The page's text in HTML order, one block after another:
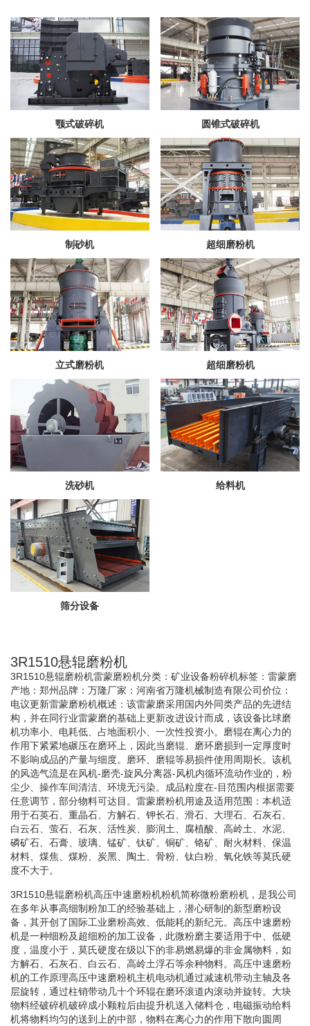
颚式破碎机 圆锥式破碎机
制砂机 超细磨粉机
立式磨粉机 超细磨粉机
洗砂机 给料机
筛分设备
3R1510悬辊磨粉机
3R1510悬辊磨粉机雷蒙磨粉机分类：矿业设备粉碎机标签：雷蒙磨
产地：郑州品牌：万隆厂家：河南省万隆机械制造有限公司价位：
电议更新雷蒙磨粉机概述：该雷蒙磨采用国内外同类产品的先进结
构，并在同行业雷蒙磨的基础上更新改进设计而成，该设备比球磨
机功率小、电耗低、占地面积小、一次性投资小。磨辊在离心力的
作用下紧紧地碾压在磨环上，因此当磨辊、磨环磨损到一定厚度时
不影响成品的产量与细度。磨环、磨辊等易损件使用周期长。该机
的风选气流是在风机-磨壳-旋风分离器-风机内循环流动作业的，粉
尘少、操作车间清洁、环境无污染。成品粒度在-目范围内根据需要
任意调节，部分物料可达目。雷蒙磨粉机用途及适用范围：本机适
用于石英石、重晶石、方解石、钾长石、滑石、大理石、石灰石、
白云石、萤石、石灰、活性炭、膨润土、腐植酸、高岭土、水泥、
磷矿石、石膏、玻璃、锰矿、钛矿、铜矿、铬矿、耐火材料、保温
材料、煤焦、煤粉、炭黑、陶土、骨粉、钛白粉、氧化铁等莫氏硬
度不大于。
3R1510悬辊磨粉机高压中速磨粉机粉机简称微粉磨粉机，是我公司
在多年从事高细制粉加工的经验基础上，潜心研制的新型磨粉设
备，其开创了国际工业磨粉高效、低能耗的新纪元。高压中速磨粉
机是一种细粉及超细粉的加工设备，此微粉磨主要适用于中、低硬
度，温度小于，莫氏硬度在级以下的非易燃易爆的非金属物料，如
方解石、石灰石、白云石、高岭土浮石等余种物料。高压中速磨粉
机的工作原理高压中速磨粉机主机电动机通过减速机带动主轴及各
层旋转，通过柱销带动几十个环辊在磨环滚道内滚动并旋转。大块
物料经破碎机破碎成小颗粒后由提升机送入储料仓，电磁振动给料
机将物料均匀的送到上的中部，物料在离心力的作用下散向圆周